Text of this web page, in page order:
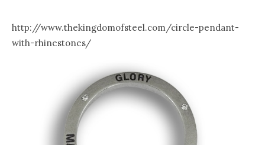
http://www.thekingdomofsteel.com/circle-pendant-
with-rhinestones/